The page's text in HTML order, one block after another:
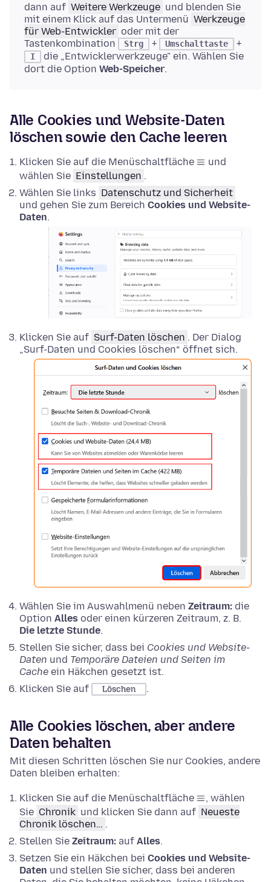
dann auf Weitere Werkzeuge und blenden Sie
mit einem Klick auf das Untermenü Werkzeuge
für Web-Entwickler oder mit der
Tastenkombination
Strg + Umschalttaste +
I
die „Entwicklerwerkzeuge" ein. Wählen Sie
dort die Option Web-Speicher.
Alle Cookies und Website-Daten
löschen sowie den Cache leeren
Klicken Sie auf die Menüschaltfläche
und
wählen Sie Einstellungen .
Wählen Sie links Datenschutz und Sicherheit
und gehen Sie zum Bereich Cookies und Website-
Daten.
Klicken Sie auf Surf-Daten löschen . Der Dialog
„Surf-Daten und Cookies löschen“ öffnet sich.
Wählen Sie im Auswahlmenü neben Zeitraum: die
Option Alles oder einen kürzeren Zeitraum, z. B.
Die letzte Stunde.
Stellen Sie sicher, dass bei Cookies und Website-
Daten und Temporäre Dateien und Seiten im
Cache ein Häkchen gesetzt ist.
Klicken Sie auf
Löschen .
Alle Cookies löschen, aber andere
Daten behalten
Mit diesen Schritten löschen Sie nur Cookies, andere
Daten bleiben erhalten:
Klicken Sie auf die Menüschaltfläche
, wählen
Sie Chronik und klicken Sie dann auf Neueste
Chronik löschen… .
Stellen Sie Zeitraum: auf Alles.
Setzen Sie ein Häkchen bei Cookies und Website-
Daten und stellen Sie sicher, dass bei anderen